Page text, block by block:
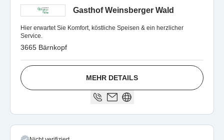
Gasthof Weinsberger Wald
Hier erwartet Sie Komfort, köstliche Speisen & ein herzlicher
Service.
3665 Bärnkopf
MEHR DETAILS